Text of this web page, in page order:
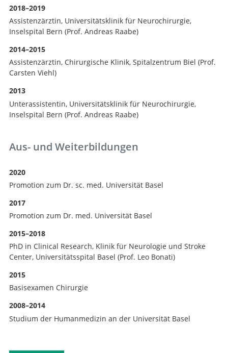
2018–2019
Assistenzärztin, Universitätsklinik für Neurochirurgie,
Inselspital Bern (Prof. Andreas Raabe)
2014–2015
Assistenzärztin, Chirurgische Klinik, Spitalzentrum Biel (Prof.
Carsten Viehl)
2013
Unterassistentin, Universitätsklinik für Neurochirurgie,
Inselspital Bern (Prof. Andreas Raabe)
Aus- und Weiterbildungen
2020
Promotion zum Dr. sc. med. Universität Basel
2017
Promotion zum Dr. med. Universität Basel
2015–2018
PhD in Clinical Research, Klinik für Neurologie und Stroke
Center, Universitätsspital Basel (Prof. Leo Bonati)
2015
Basisexamen Chirurgie
2008–2014
Studium der Humanmedizin an der Universität Basel